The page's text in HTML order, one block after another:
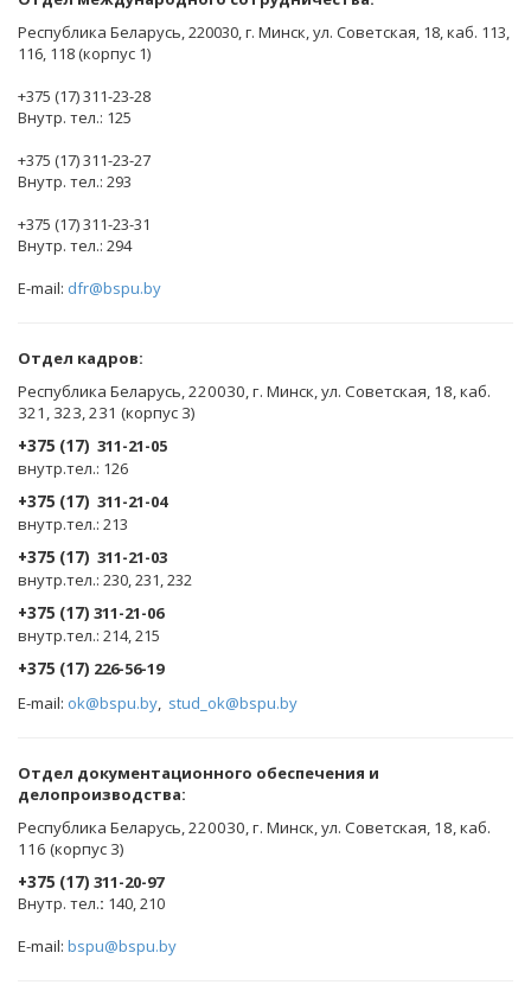
Республика Беларусь, 220030, г. Минск, ул. Советская, 18, каб. 113,
116, 118 (корпус 1)
+375 (17) 311-23-28
Внутр. тел.: 125
+375 (17) 311-23-27
Внутр. тел.: 293
+375 (17) 311-23-31
Внутр. тел.: 294
E-mail: dfr@bspu.by
Отдел кадров:
Республика Беларусь, 220030, г. Минск, ул. Советская, 18, каб.
321, 323, 231 (корпус 3)
+375 (17) 311-21-05
внутр.тел.: 126
+375 (17) 311-21-04
внутр.тел.: 213
+375 (17) 311-21-03
внутр.тел.: 230, 231, 232
+375 (17) 311-21-06
внутр.тел.: 214, 215
+375 (17) 226-56-19
E-mail: ok@bspu.by, stud_ok@bspu.by
Oтдел документационного обеспечения и
делопроизводства:
Республика Беларусь, 220030, г. Минск, ул. Советская, 18, каб.
116 (корпус 3)
+375 (17) 311-20-97
Внутр. тел.: 140, 210
E-mail: bspu@bspu.by